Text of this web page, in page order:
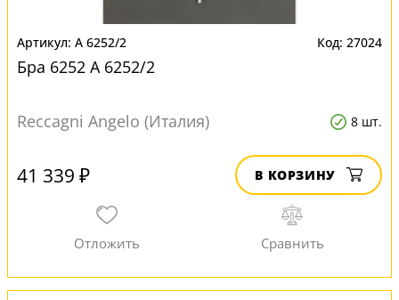
A 6252/2 27024
Бра 6252 A 6252/2
Reccagni Angelo (Италия) 8 шт.
41 339 ₽ В КОРЗИНУ